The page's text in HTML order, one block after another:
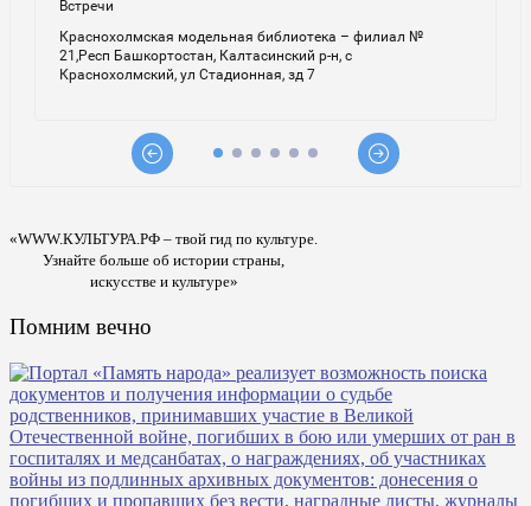
«WWW.КУЛЬТУРА.РФ – твой гид по культуре.
Узнайте больше об истории страны,
искусстве и культуре»
Помним вечно